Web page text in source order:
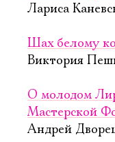
Лариса
Шах белому
Виктория
О молодом
Мастерской
Андрей